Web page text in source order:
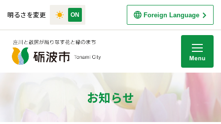
明るさを変更 Foreign Language
お知らせ